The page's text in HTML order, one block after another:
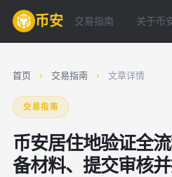
币安 交易指南 关于币
首页 › 交易指南 › 文章详情
交易指南
币安居住地验证全
备材料、提交审核